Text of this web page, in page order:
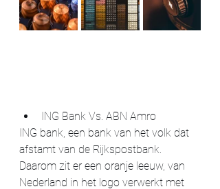
ING Bank Vs. ABN Amro
ING bank, een bank van het volk dat
afstamt van de Rijkspostbank.
Daarom zit er een oranje leeuw, van
Nederland in het logo verwerkt met